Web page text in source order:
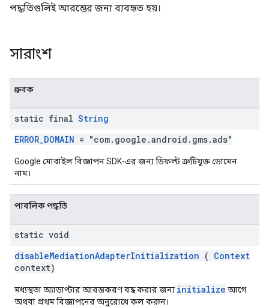
পদ্ধতিগুলিই আরম্ভের জন্য ব্যবহৃত হয়।
সারাংশ
ধ্রুবক
static final String
ERROR_DOMAIN = "com.google.android.gms.ads"
Google মোবাইল বিজ্ঞাপন SDK-এর জন্য ডিফল্ট ত্রুটিযুক্ত ডোমেন
নাম।
পাবলিক পদ্ধতি
static void
disableMediationAdapterInitialization ( Context
context)
মধ্যস্থতা অ্যাডাপ্টার আরম্ভকরণ বন্ধ করার জন্য initialize আগে
অথবা প্রথম বিজ্ঞাপনের অনুরোধে কল করুন।